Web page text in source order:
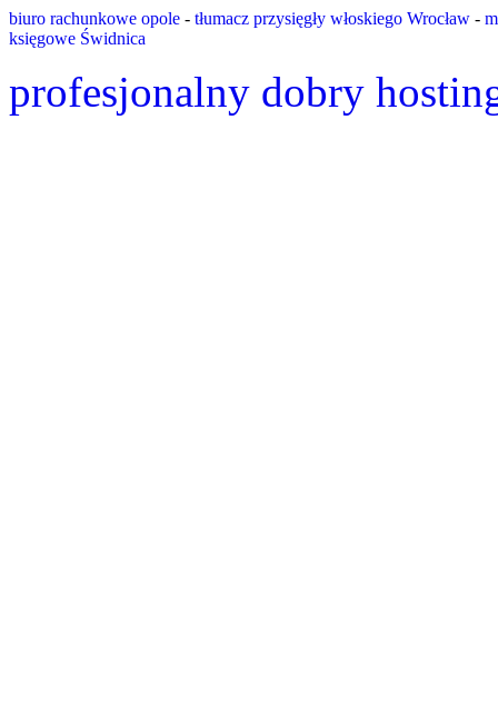
biuro rachunkowe opole - tłumacz przysięgły włoskiego Wrocław -
księgowe Świdnica
profesjonalny dobry